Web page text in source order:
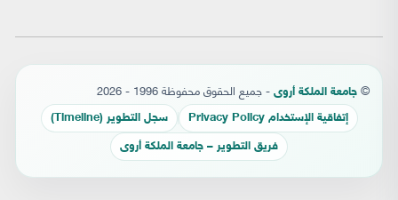
© جامعة الملكة أروى - جميع الحقوق محفوظة 1996 - 2026
إتفاقية الإستخدام Privacy Policy سجل التطوير (Timeline)
فريق التطوير – جامعة الملكة أروى